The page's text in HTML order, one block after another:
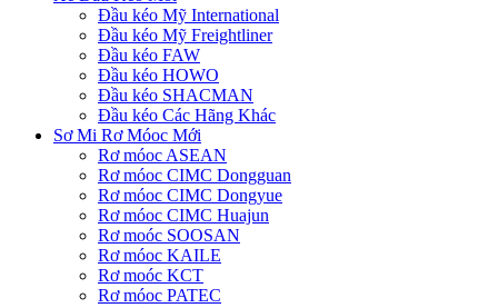
Đầu kéo Mỹ International
Đầu kéo Mỹ Freightliner
Đầu kéo FAW
Đầu kéo HOWO
Đầu kéo SHACMAN
Đầu kéo Các Hãng Khác
Sơ Mi Rơ Móoc Mới
Rơ móoc ASEAN
Rơ móoc CIMC Dongguan
Rơ móoc CIMC Dongyue
Rơ móoc CIMC Huajun
Rơ moóc SOOSAN
Rơ móoc KAILE
Rơ moóc KCT
Rơ móoc PATEC